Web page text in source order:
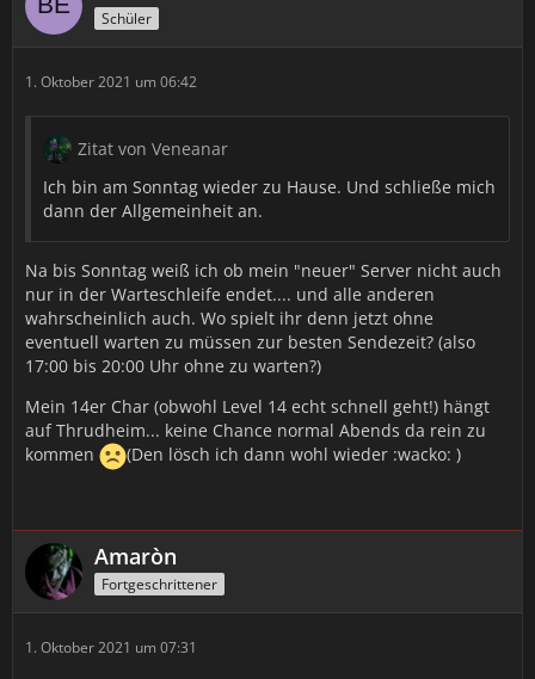
Schüler
1. Oktober 2021 um 06:42
Zitat von Veneanar
Ich bin am Sonntag wieder zu Hause. Und schließe mich
dann der Allgemeinheit an.
Na bis Sonntag weiß ich ob mein "neuer" Server nicht auch
nur in der Warteschleife endet.... und alle anderen
wahrscheinlich auch. Wo spielt ihr denn jetzt ohne
eventuell warten zu müssen zur besten Sendezeit? (also
17:00 bis 20:00 Uhr ohne zu warten?)
Mein 14er Char (obwohl Level 14 echt schnell geht!) hängt
auf Thrudheim... keine Chance normal Abends da rein zu
kommen
(Den lösch ich dann wohl wieder :wacko: )
Amaròn
Fortgeschrittener
1. Oktober 2021 um 07:31